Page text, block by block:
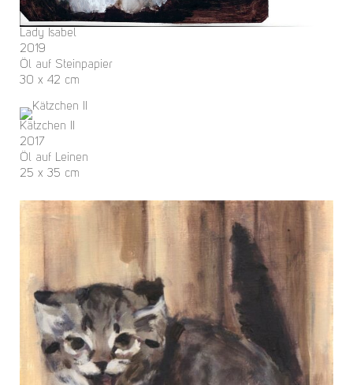
Lady Isabel
2019
Öl auf Steinpapier
30 x 42 cm
Kätzchen II
2017
Öl auf Leinen
25 x 35 cm